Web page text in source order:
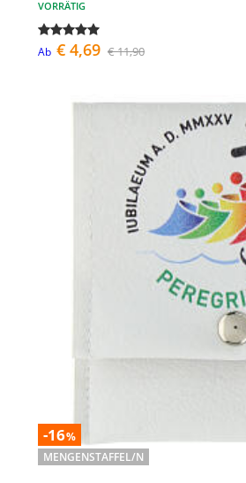
VORRÄTIG
Ab € 4,69 € 11,90
-16%
MENGENSTAFFEL/N